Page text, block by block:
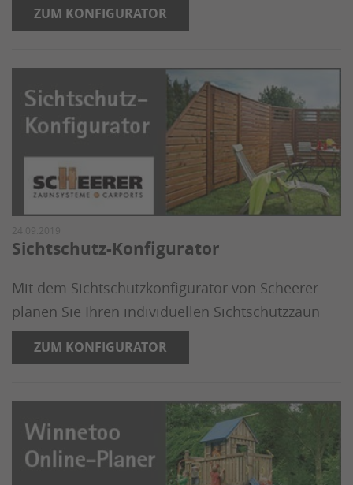
ZUM KONFIGURATOR
24.09.2019
Sichtschutz-Konfigurator
Mit dem Sichtschutzkonfigurator von Scheerer
planen Sie Ihren individuellen Sichtschutzzaun
ZUM KONFIGURATOR